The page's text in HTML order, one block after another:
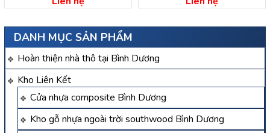
DANH MỤC SẢN PHẨM
Hoàn thiện nhà thô tại Bình Dương
Kho Liên Kết
Cửa nhựa composite Bình Dương
Kho gỗ nhựa ngoài trời southwood Bình Dương